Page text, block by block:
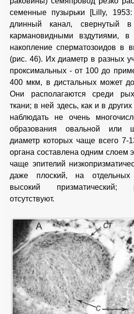
семенные пузырьки [Lilly,
длинный канал, свернутый
кармановидными вздутиями, в
накопление сперматозоидов в
(рис. 46). Их диаметр в разных
проксимальных - от 100 до
400 мкм, в дистальных может
Они располагаются среди
ткани; в ней здесь, как и в
наблюдать не очень
образования овальной или
диаметр которых чаще всего 7-
органа составлена одним слоем
чаще эпителий
даже плоский, на отдельных
высокий призматический;
отсутствуют.